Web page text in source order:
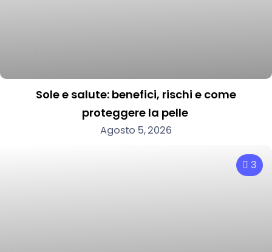
Sole e salute: benefici, rischi e come
proteggere la pelle
Agosto 5, 2026
3